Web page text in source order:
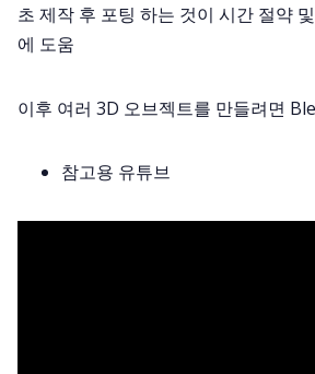
초 제작 후 포팅 하는 것이 시간 절약
에 도움
이후 여러 3D 오브젝트를 만들려면
참고용 유튜브